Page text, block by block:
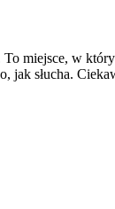
miejsce, w
jak słucha.